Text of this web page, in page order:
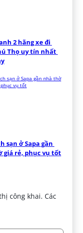
2 hãng xe đi
Thọ uy tín nhất
sạn ở Sapa gần
giá rẻ, phục vụ tốt
công khai. Các